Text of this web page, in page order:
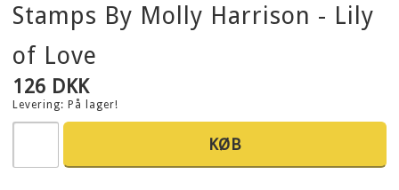
Stamps By Molly Harrison - Lily
of Love
126 DKK
Levering: På lager!
KØB